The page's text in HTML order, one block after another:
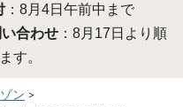
：8月4日午前中まで
合わせ：8月17日より順
す。
ン